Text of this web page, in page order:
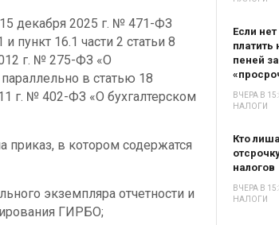
декабря 2025 г. № 471-ФЗ
пункт 16.1 части 2 статьи 8
г. № 275-ФЗ «О
в статью 18
г. № 402-ФЗ «О бухгалтерском
приказ, в котором содержатся
экземпляра отчетности и
ГИРБО;
Если
платить
пеней
ВЧЕРА В
НАЛОГИ
Кто
налогов
ВЧЕРА В
НАЛОГИ